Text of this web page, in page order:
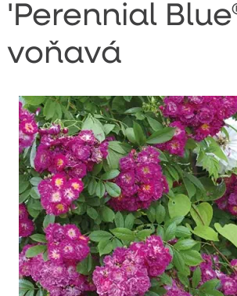
'Perennial
voňavá